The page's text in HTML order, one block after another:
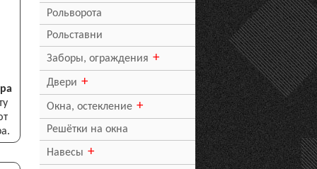
Рольворота
Рольставни
Заборы, ограждения
Двери
Окна, остекление
Решётки на окна
Навесы